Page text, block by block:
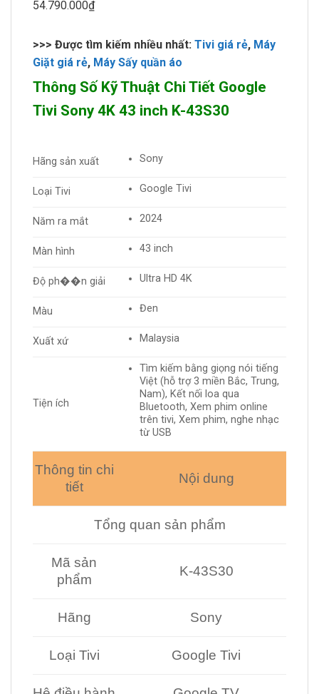
54.790.000₫
>>> Được tìm kiếm nhiều nhất: Tivi giá rẻ, Máy
Giặt giá rẻ, Máy Sấy quần áo
Thông Số Kỹ Thuật Chi Tiết Google
Tivi Sony 4K 43 inch K-43S30
Hãng sản xuất Sony
Loại Tivi Google Tivi
Năm ra mắt 2024
Màn hình 43 inch
Độ ph��n giải Ultra HD 4K
Màu Đen
Xuất xứ Malaysia
Tiện ích
Tìm kiếm bằng giọng nói tiếng
Việt (hỗ trợ 3 miền Bắc, Trung,
Nam), Kết nối loa qua
Bluetooth, Xem phim online
trên tivi, Xem phim, nghe nhạc
từ USB
Thông tin chi
tiết
Nội dung
Tổng quan sản phẩm
Mã sản
phẩm
K-43S30
Hãng Sony
Loại Tivi Google Tivi